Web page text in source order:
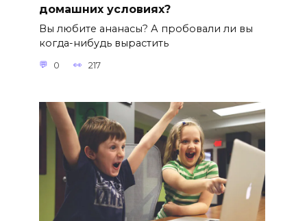
домашних условиях?
Вы любите ананасы? А пробовали ли вы
когда-нибудь вырастить
0 217